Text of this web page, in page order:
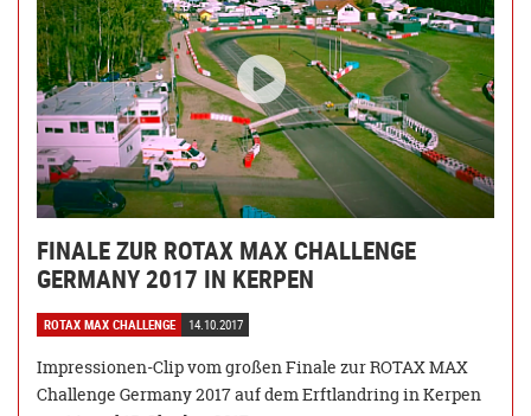
FINALE ZUR ROTAX MAX CHALLENGE
GERMANY 2017 IN KERPEN
ROTAX MAX CHALLENGE 14.10.2017
Impressionen-Clip vom großen Finale zur ROTAX MAX
Challenge Germany 2017 auf dem Erftlandring in Kerpen